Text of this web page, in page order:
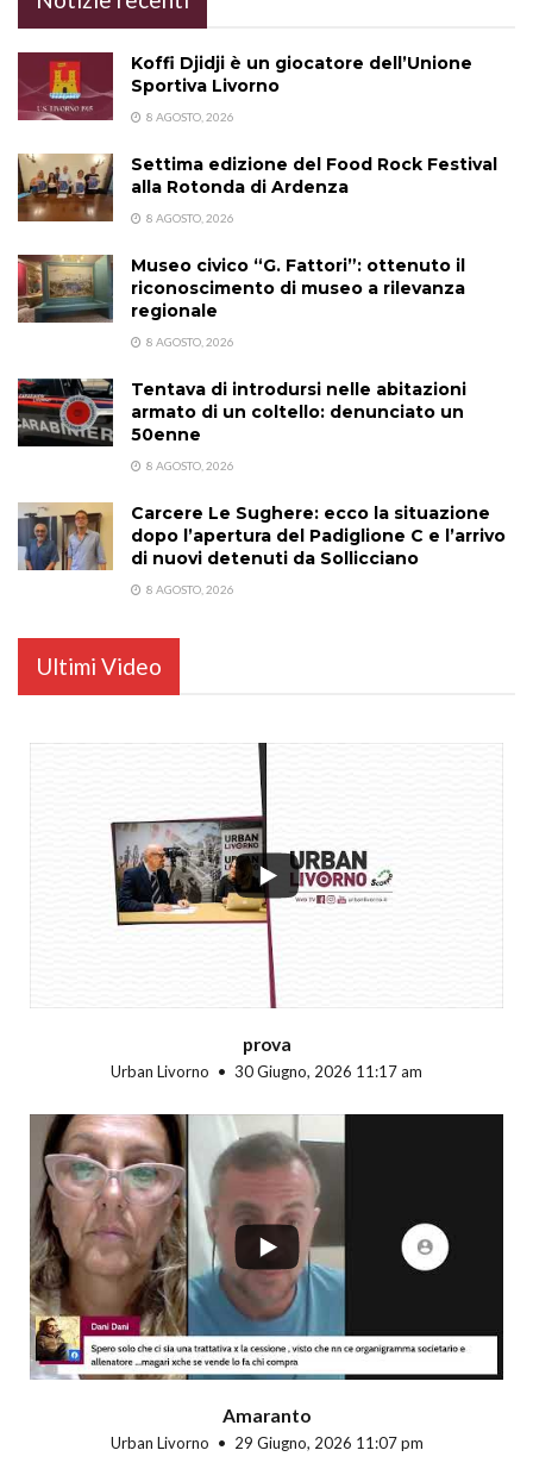
Koffi Djidji è un giocatore dell’Unione
Sportiva Livorno
8 AGOSTO, 2026
Settima edizione del Food Rock Festival
alla Rotonda di Ardenza
8 AGOSTO, 2026
Museo civico “G. Fattori”: ottenuto il
riconoscimento di museo a rilevanza
regionale
8 AGOSTO, 2026
Tentava di introdursi nelle abitazioni
armato di un coltello: denunciato un
50enne
8 AGOSTO, 2026
Carcere Le Sughere: ecco la situazione
dopo l’apertura del Padiglione C e l’arrivo
di nuovi detenuti da Sollicciano
8 AGOSTO, 2026
Ultimi Video
prova
Urban Livorno 30 Giugno, 2026 11:17 am
Amaranto
Urban Livorno 29 Giugno, 2026 11:07 pm